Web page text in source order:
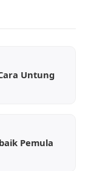
Untung
Pemula